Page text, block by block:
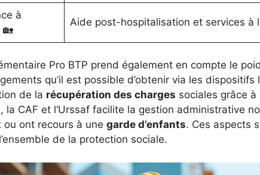
à
🏡
Aide post-hospitalisation et services à
Pro BTP prend également en compte le
qu’il est possible d’obtenir via les dispositifs
de la récupération des charges sociales grâce à
la CAF et l’Urssaf facilite la gestion administrative
ou ont recours à une garde d’enfants. Ces aspects
de la protection sociale.